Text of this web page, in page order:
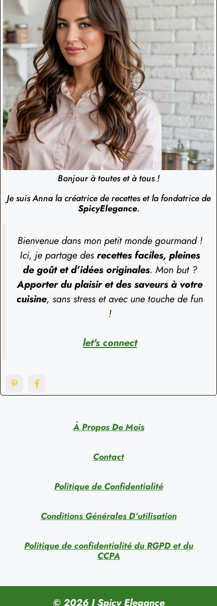
Bonjour à toutes et à tous !
Je suis Anna la créatrice de recettes et la fondatrice de
SpicyElegance.
Bienvenue dans mon petit monde gourmand !
Ici, je partage des recettes faciles, pleines
de goût et d’idées originales. Mon but ?
Apporter du plaisir et des saveurs à votre
cuisine, sans stress et avec une touche de fun
!
let's connect
À Propos De Mois
Contact
Politique de Confidentialité
Conditions Générales D’utilisation
Politique de confidentialité du RGPD et du
CCPA
© 2026 I Spicy Elegance